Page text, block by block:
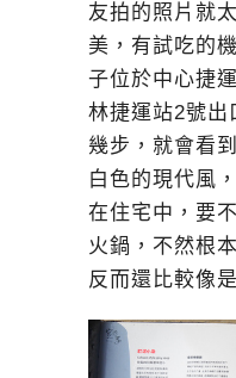
友拍的照片就
美，有試吃的
子位於中心捷
林捷運站2號出
幾步，就會看
白色的現代風
在住宅中，要
火鍋，不然根
反而還比較像